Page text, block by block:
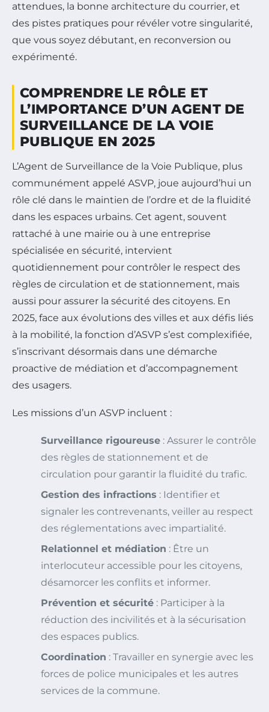
attendues, la bonne architecture du courrier, et
des pistes pratiques pour révéler votre singularité,
que vous soyez débutant, en reconversion ou
expérimenté.
COMPRENDRE LE RÔLE ET
L’IMPORTANCE D’UN AGENT DE
SURVEILLANCE DE LA VOIE
PUBLIQUE EN 2025
L’Agent de Surveillance de la Voie Publique, plus
communément appelé ASVP, joue aujourd’hui un
rôle clé dans le maintien de l’ordre et de la fluidité
dans les espaces urbains. Cet agent, souvent
rattaché à une mairie ou à une entreprise
spécialisée en sécurité, intervient
quotidiennement pour contrôler le respect des
règles de circulation et de stationnement, mais
aussi pour assurer la sécurité des citoyens. En
2025, face aux évolutions des villes et aux défis liés
à la mobilité, la fonction d’ASVP s’est complexifiée,
s’inscrivant désormais dans une démarche
proactive de médiation et d’accompagnement
des usagers.
Les missions d’un ASVP incluent :
Surveillance rigoureuse : Assurer le contrôle
des règles de stationnement et de
circulation pour garantir la fluidité du trafic.
Gestion des infractions : Identifier et
signaler les contrevenants, veiller au respect
des réglementations avec impartialité.
Relationnel et médiation : Être un
interlocuteur accessible pour les citoyens,
désamorcer les conflits et informer.
Prévention et sécurité : Participer à la
réduction des incivilités et à la sécurisation
des espaces publics.
Coordination : Travailler en synergie avec les
forces de police municipales et les autres
services de la commune.